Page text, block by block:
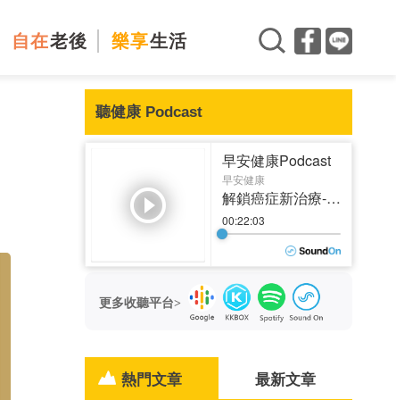
自在老後 樂享生活
聽健康 Podcast
更多收聽平台>
熱門文章 最新文章